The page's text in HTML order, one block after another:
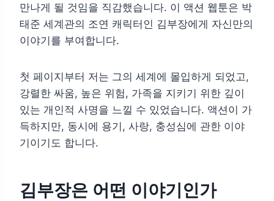
만나게 될 것임을 직감했습니다. 이 액션 웹툰은 박
태준 세계관의 조연 캐릭터인 김부장에게 자신만의
이야기를 부여합니다.
첫 페이지부터 저는 그의 세계에 몰입하게 되었고,
강렬한 싸움, 높은 위험, 가족을 지키기 위한 깊이
있는 개인적 사명을 느낄 수 있었습니다. 액션이 가
득하지만, 동시에 용기, 사랑, 충성심에 관한 이야
기이기도 합니다.
김부장은 어떤 이야기인가